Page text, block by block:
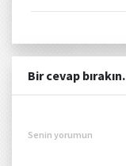
Bir cevap bırakın.
Senin yorumun